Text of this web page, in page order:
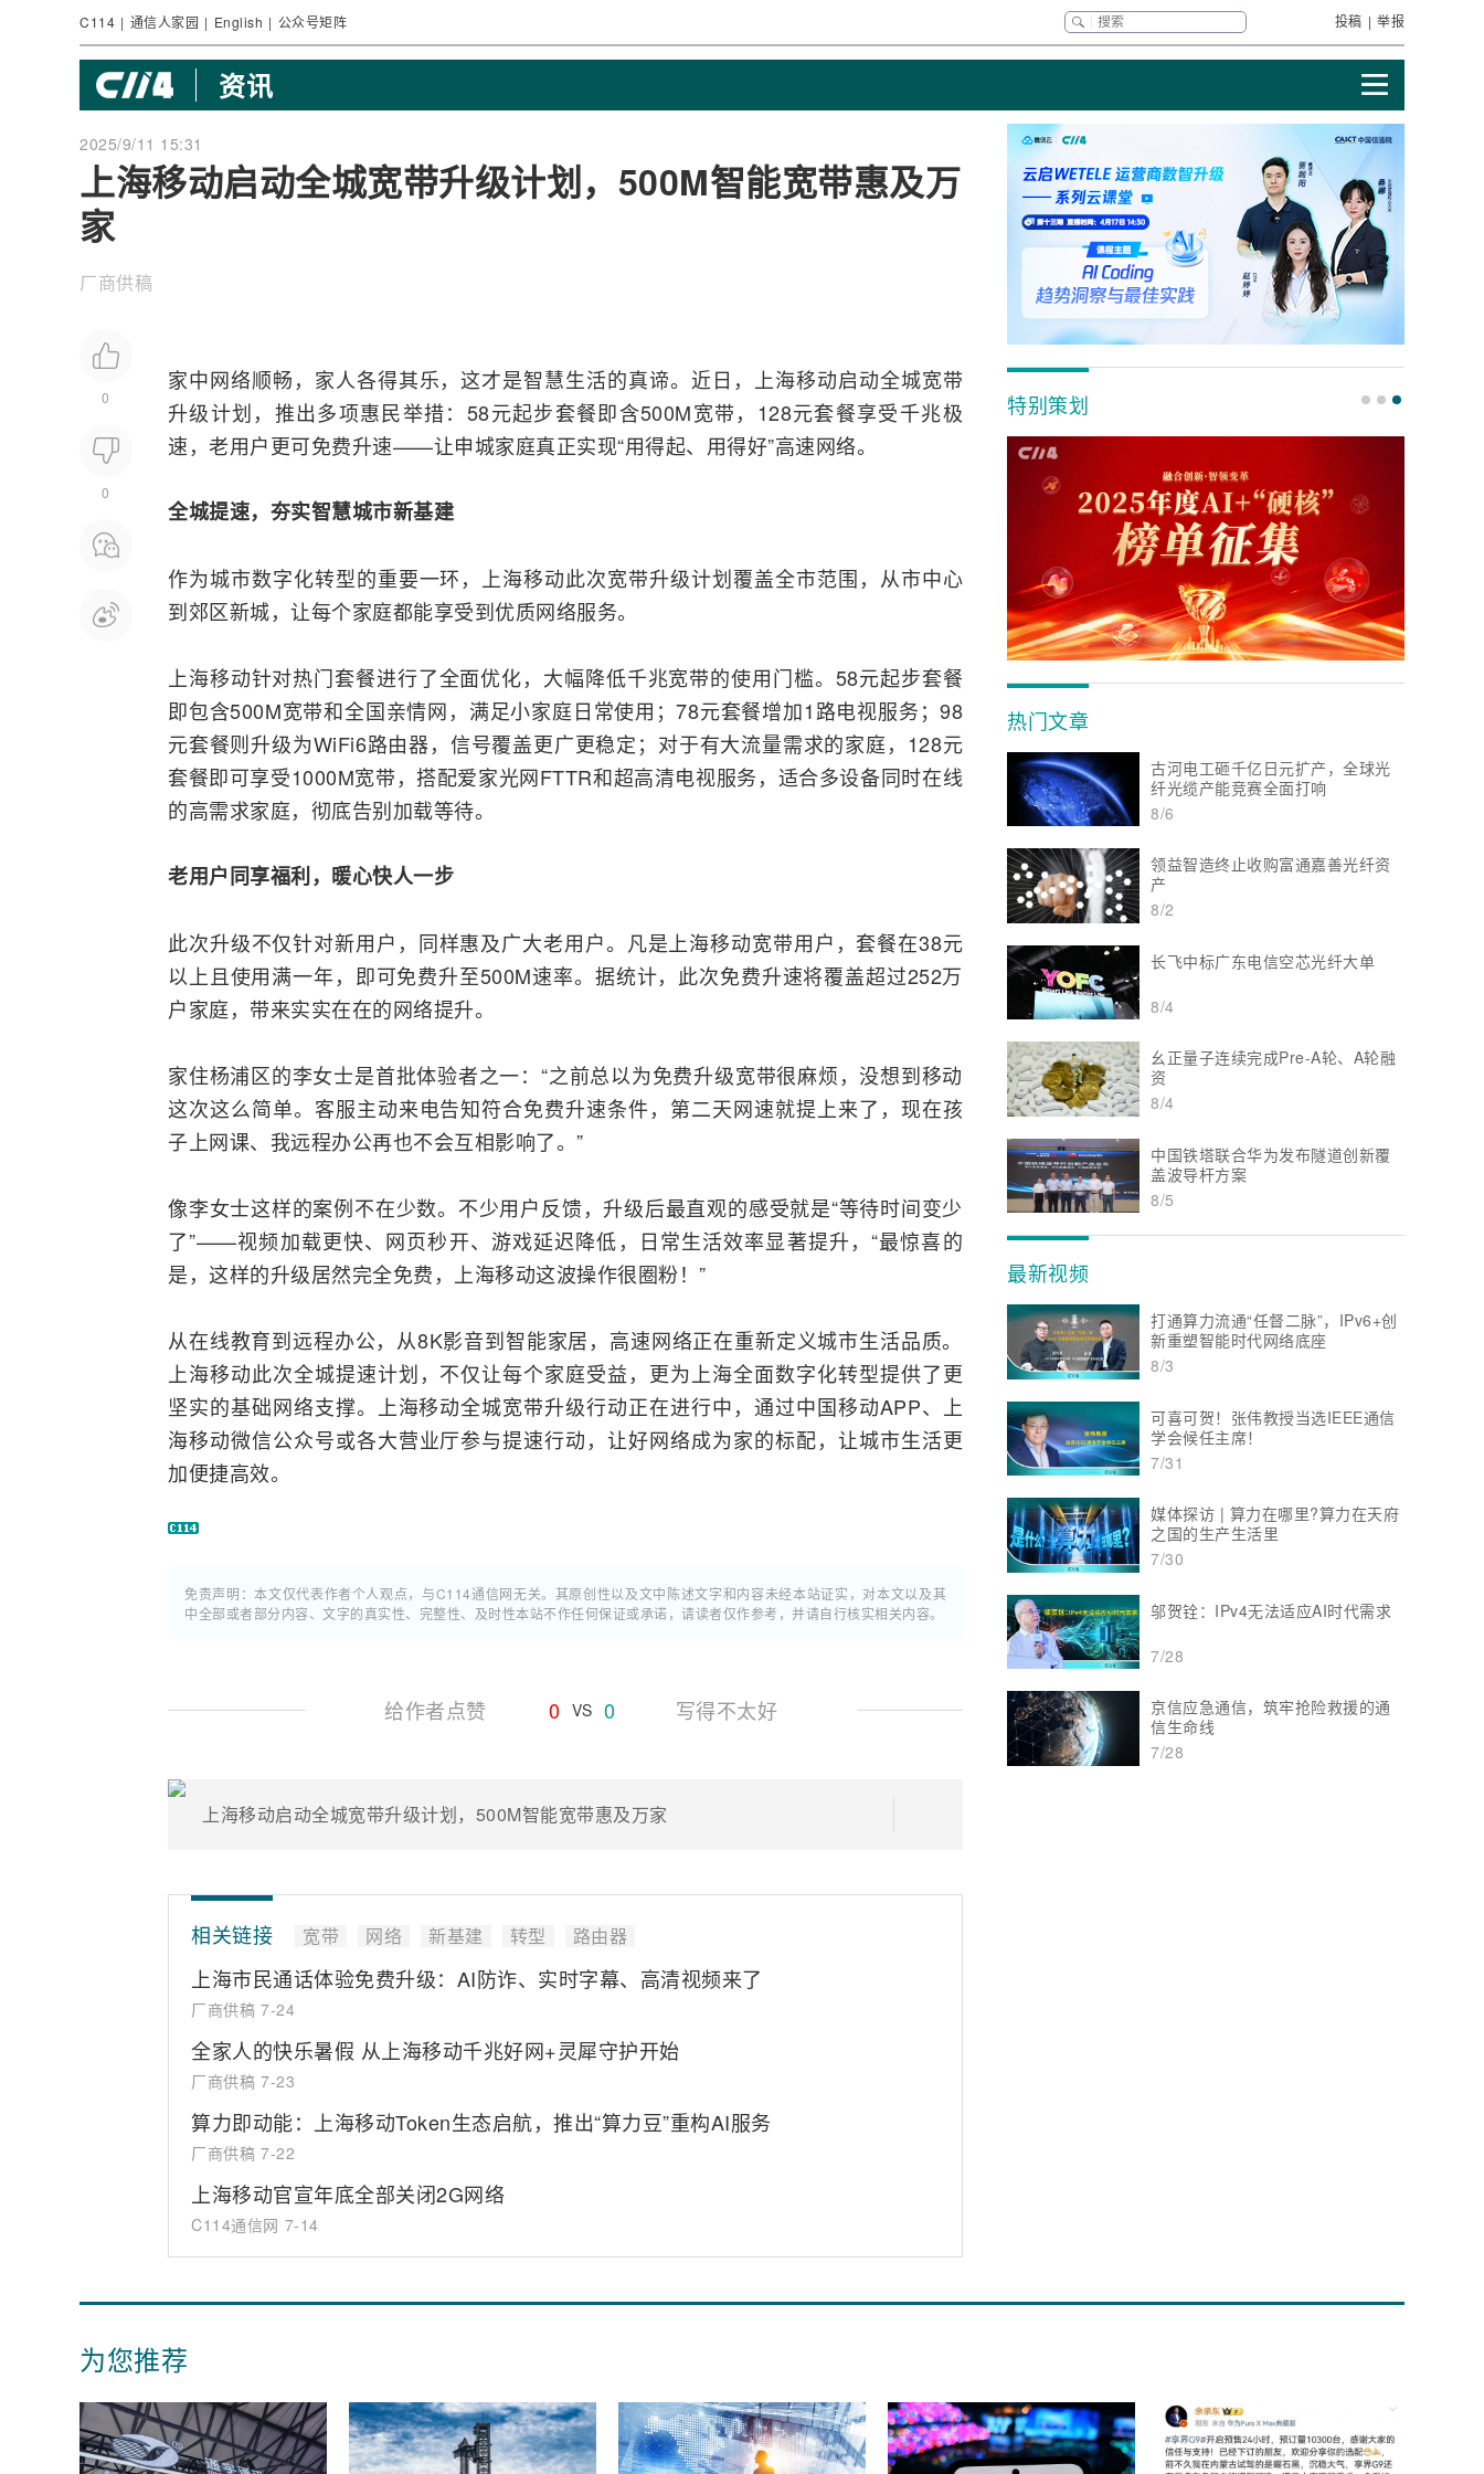
C114 | 通信人家园 | English | 公众号矩阵 投稿 | 举报
资讯
2025/9/11 15:31
上海移动启动全城宽带升级计划，500M智能宽带惠及万
家
厂商供稿
0
0
家中网络顺畅，家人各得其乐，这才是智慧生活的真谛。近日，上海移动启动全城宽带
升级计划，推出多项惠民举措：58元起步套餐即含500M宽带，128元套餐享受千兆极
速，老用户更可免费升速——让申城家庭真正实现“用得起、用得好”高速网络。
全城提速， 夯实智慧城市新基建
作为城市数字化转型的重要一环，上海移动此次宽带升级计划覆盖全市范围，从市中心
到郊区新城，让每个家庭都能享受到优质网络服务。
上海移动针对热门套餐进行了全面优化，大幅降低千兆宽带的使用门槛。58元起步套餐
即包含500M宽带和全国亲情网，满足小家庭日常使用；78元套餐增加1路电视服务；98
元套餐则升级为WiFi6路由器，信号覆盖更广更稳定；对于有大流量需求的家庭，128元
套餐即可享受1000M宽带，搭配爱家光网FTTR和超高清电视服务，适合多设备同时在线
的高需求家庭，彻底告别加载等待。
老用户同享福利，暖心快人一步
此次升级不仅针对新用户，同样惠及广大老用户。凡是上海移动宽带用户，套餐在38元
以上且使用满一年，即可免费升至500M速率。据统计，此次免费升速将覆盖超过252万
户家庭，带来实实在在的网络提升。
家住杨浦区的李女士是首批体验者之一：“之前总以为免费升级宽带很麻烦，没想到移动
这次这么简单。客服主动来电告知符合免费升速条件，第二天网速就提上来了，现在孩
子上网课、我远程办公再也不会互相影响了。”
像李女士这样的案例不在少数。不少用户反馈，升级后最直观的感受就是“等待时间变少
了”——视频加载更快、网页秒开、游戏延迟降低，日常生活效率显著提升，“最惊喜的
是，这样的升级居然完全免费，上海移动这波操作很圈粉！”
从在线教育到远程办公，从8K影音到智能家居，高速网络正在重新定义城市生活品质。
上海移动此次全城提速计划，不仅让每个家庭受益，更为上海全面数字化转型提供了更
坚实的基础网络支撑。上海移动全城宽带升级行动正在进行中，通过中国移动APP、上
海移动微信公众号或各大营业厅参与提速行动，让好网络成为家的标配，让城市生活更
加便捷高效。
免责声明：本文仅代表作者个人观点，与C114通信网无关。其原创性以及文中陈述文字和内容未经本站证实，对本文以及其
中全部或者部分内容、文字的真实性、完整性、及时性本站不作任何保证或承诺，请读者仅作参考，并请自行核实相关内容。
给作者点赞 0 VS 0 写得不太好
上海移动启动全城宽带升级计划，500M智能宽带惠及万家
相关链接 宽带 网络 新基建 转型 路由器
上海市民通话体验免费升级：AI防诈、实时字幕、高清视频来了
厂商供稿 7-24
全家人的快乐暑假 从上海移动千兆好网+灵犀守护开始
厂商供稿 7-23
算力即动能：上海移动Token生态启航，推出“算力豆”重构AI服务
厂商供稿 7-22
上海移动官宣年底全部关闭2G网络
C114通信网 7-14
特别策划
热门文章
古河电工砸千亿日元扩产，全球光
纤光缆产能竞赛全面打响
8/6
领益智造终止收购富通嘉善光纤资
产
8/2
长飞中标广东电信空芯光纤大单
8/4
幺正量子连续完成Pre-A轮、A轮融
资
8/4
中国铁塔联合华为发布隧道创新覆
盖波导杆方案
8/5
最新视频
打通算力流通“任督二脉”，IPv6+创
新重塑智能时代网络底座
8/3
可喜可贺！张伟教授当选IEEE通信
学会候任主席！
7/31
媒体探访 | 算力在哪里?算力在天府
之国的生产生活里
7/30
邬贺铨：IPv4无法适应AI时代需求
7/28
京信应急通信，筑牢抢险救援的通
信生命线
7/28
为您推荐